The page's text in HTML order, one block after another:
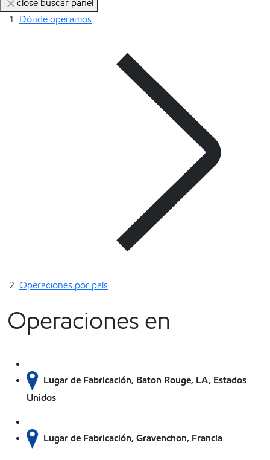
close buscar panel
Dónde operamos
Operaciones por país
Operaciones en
Lugar de Fabricación, Baton Rouge, LA, Estados
Unidos
Lugar de Fabricación, Gravenchon, Francia